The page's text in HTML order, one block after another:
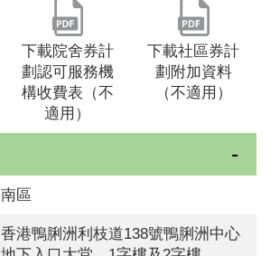
下載院舍券計
劃認可服務機
構收費表（不
適用）
下載社區券計
劃附加資料
（不適用）
南區
香港鴨脷洲利枝道138號鴨脷洲中心